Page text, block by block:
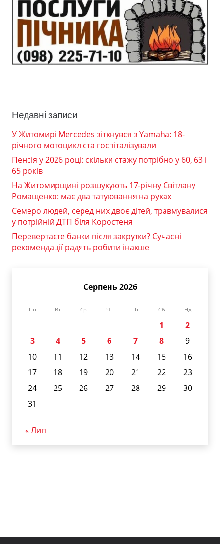
Недавні записи
У Житомирі Mercedes зіткнувся з Yamaha: 18-
річного мотоцикліста госпіталізували
Пенсія у 2026 році: скільки стажу потрібно у 60, 63 і
65 років
На Житомирщині розшукують 17-річну Світлану
Ромащенко: має два татуювання на руках
Семеро людей, серед них двоє дітей, травмувалися
у потрійній ДТП біля Коростеня
Перевертаєте банки після закрутки? Сучасні
рекомендації радять робити інакше
Серпень 2026
Пн Вт Ср Чт Пт Сб Нд
1
2
3
4 5 6 7 8
9
10
11 12 13 14 15
16
17
18 19 20 21 22
23
24
25 26 27 28 29
30
31
« Лип